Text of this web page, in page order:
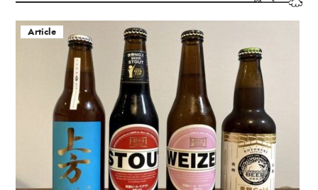
Article